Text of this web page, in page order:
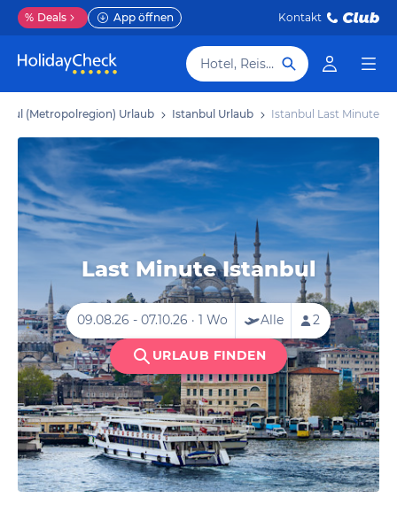
% Deals App öffnen Kontakt
Hotel, Reiseziel
(Metropolregion) Urlaub Istanbul Urlaub Istanbul Last Minute
Last Minute Istanbul